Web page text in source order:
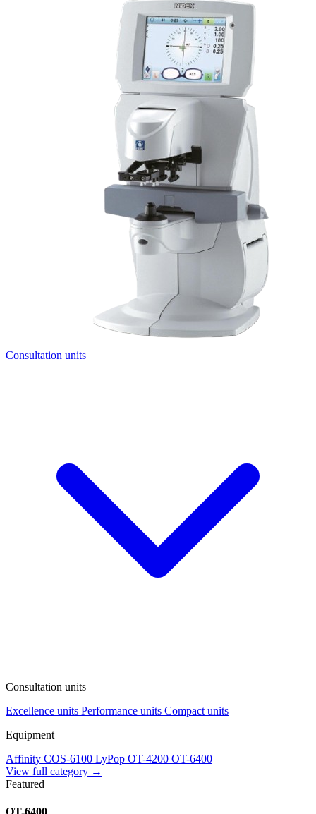
Consultation units
Consultation units
Excellence units Performance units Compact units
Equipment
Affinity COS-6100 LyPop OT-4200 OT-6400
View full category →
Featured
OT-6400